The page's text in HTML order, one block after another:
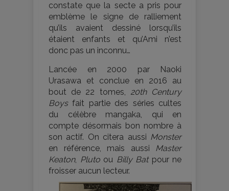
constate que la secte a pris pour
emblème le signe de ralliement
qu’ils avaient dessiné lorsqu’ils
étaient enfants et qu’Ami n’est
donc pas un inconnu…
Lancée en 2000 par Naoki
Urasawa et conclue en 2016 au
bout de 22 tomes, 20th Century
Boysfait partie des séries cultes
du célèbre mangaka, qui en
compte désormais bon nombre à
son actif. On citera aussi Monster
en référence, mais aussi Master
Keaton, Plutoou Billy Batpour ne
froisser aucun lecteur.